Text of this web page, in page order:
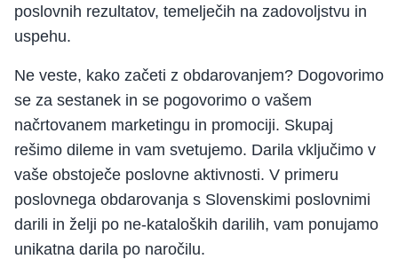
poslovnih rezultatov, temelječih na zadovoljstvu in
uspehu.
Ne veste, kako začeti z obdarovanjem? Dogovorimo
se za sestanek in se pogovorimo o vašem
načrtovanem marketingu in promociji. Skupaj
rešimo dileme in vam svetujemo. Darila vključimo v
vaše obstoječe poslovne aktivnosti. V primeru
poslovnega obdarovanja s Slovenskimi poslovnimi
darili in želji po ne-kataloških darilih, vam ponujamo
unikatna darila po naročilu.